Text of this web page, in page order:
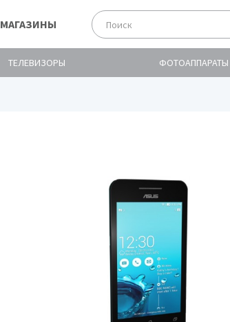
МАГАЗИНЫ
ТЕЛЕВИЗОРЫ ФОТОАППАРАТЫ